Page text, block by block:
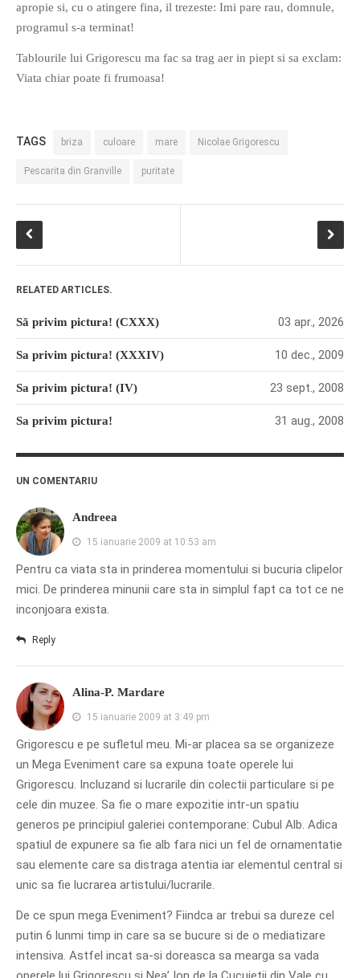
If you like movies, words and
mind games, then this is the
book for you. Take the
challenge of creating your
RASFOIESTE
Clasicul „Despre mine…”
Contact
Descarca povestirea Floare
Albastra!
Download 101 Movie
Acrostics!
PRIETENI DIN AFARA BRESLEI
GloryBox.ro
Vreau-schimbare.ro
PRIETENI DIN BREASLA
apropie si, cu o atingere fina, il trezeste: Imi pare rau, domnule,
programul s-a terminat!
Tablourile lui Grigorescu ma fac sa trag aer in piept si sa exclam:
Viata chiar poate fi frumoasa!
TAGS briza culoare mare Nicolae Grigorescu
Pescarita din Granville puritate
RELATED ARTICLES.
Să privim pictura! (CXXX) 03 apr., 2026
Sa privim pictura! (XXXIV) 10 dec., 2009
Sa privim pictura! (IV) 23 sept., 2008
Sa privim pictura! 31 aug., 2008
UN COMENTARIU
Andreea
15 ianuarie 2009 at 10:53 am
Pentru ca viata sta in prinderea momentului si bucuria clipelor
mici. De prinderea minunii care sta in simplul fapt ca tot ce ne
inconjoara exista.
Reply
Alina-P. Mardare
15 ianuarie 2009 at 3:49 pm
Grigorescu e pe sufletul meu. Mi-ar placea sa se organizeze
un Mega Eveniment care sa expuna toate operele lui
Grigorescu. Incluzand si lucrarile din colectii particulare si pe
cele din muzee. Sa fie o mare expozitie intr-un spatiu
generos pe principiul galeriei contemporane: Cubul Alb. Adica
spatiul de expunere sa fie alb fara nici un fel de ornamentatie
sau elemente care sa distraga atentia iar elementul central si
unic sa fie lucrarea artistului/lucrarile.
De ce spun mega Eveniment? Fiindca ar trebui sa dureze cel
putin 6 lunmi timp in care sa se bucure si de o mediatizare
intensiva. Astfel incat sa-si doreasca sa mearga sa vada